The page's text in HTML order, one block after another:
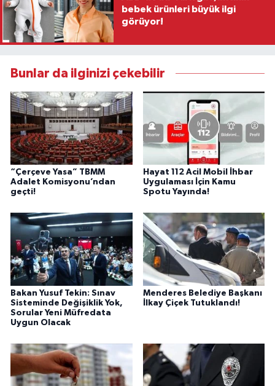
bebek ürünleri büyük ilgi
görüyor!
Bunlar da ilginizi çekebilir
“Çerçeve Yasa” TBMM
Adalet Komisyonu’ndan
geçti!
Hayat 112 Acil Mobil İhbar
Uygulaması İçin Kamu
Spotu Yayında!
Bakan Yusuf Tekin: Sınav
Sisteminde Değişiklik Yok,
Sorular Yeni Müfredata
Uygun Olacak
Menderes Belediye Başkanı
İlkay Çiçek Tutuklandı!